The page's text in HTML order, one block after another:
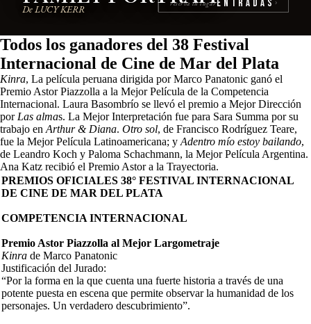
De LUCY KERR
reserva tu lugarEntradas ›
Todos los ganadores del 38 Festival
Internacional de Cine de Mar del Plata
Kinra, La película peruana dirigida por Marco Panatonic ganó el
Premio Astor Piazzolla a la Mejor Película de la Competencia
Internacional. Laura Basombrío se llevó el premio a Mejor Dirección
por Las almas. La Mejor Interpretación fue para Sara Summa por su
trabajo en Arthur & Diana. Otro sol, de Francisco Rodríguez Teare,
fue la Mejor Película Latinoamericana; y Adentro mío estoy bailando,
de Leandro Koch y Paloma Schachmann, la Mejor Película Argentina.
Ana Katz recibió el Premio Astor a la Trayectoria.
PREMIOS OFICIALES 38° FESTIVAL INTERNACIONAL
DE CINE DE MAR DEL PLATA
COMPETENCIA INTERNACIONAL
Premio Astor Piazzolla al Mejor Largometraje
Kinra de Marco Panatonic
Justificación del Jurado:
“Por la forma en la que cuenta una fuerte historia a través de una
potente puesta en escena que permite observar la humanidad de los
personajes. Un verdadero descubrimiento”.